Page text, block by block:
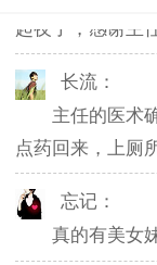
长流：
主任的医术
点药回来，上厕
忘记：
真的有美女